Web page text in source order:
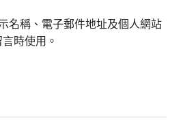
名稱、電子郵件地址及個人網站
時使用。